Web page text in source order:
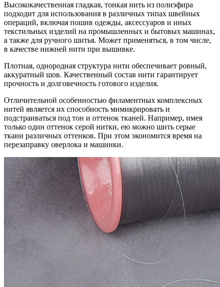
Высококачественная гладкая, тонкая нить из полиэфира
подходит для использования в различных типах швейных
операций, включая пошив одежды, аксессуаров и иных
текстильных изделий на промышленных и бытовых машинах,
а также для ручного шитья. Может применяться, в том числе,
в качестве нижней нити при вышивке.
Плотная, однородная структура нити обеспечивает ровный,
аккуратный шов. Качественный состав нити гарантирует
прочность и долговечность готового изделия.
Отличительной особенностью филаментных комплексных
нитей является их способность мимикрировать и
подстраиваться под тон и оттенок тканей. Например, имея
только один оттенок серой нитки, ею можно шить серые
ткани различных оттенков. При этом экономится время на
перезаправку оверлока и машинки.